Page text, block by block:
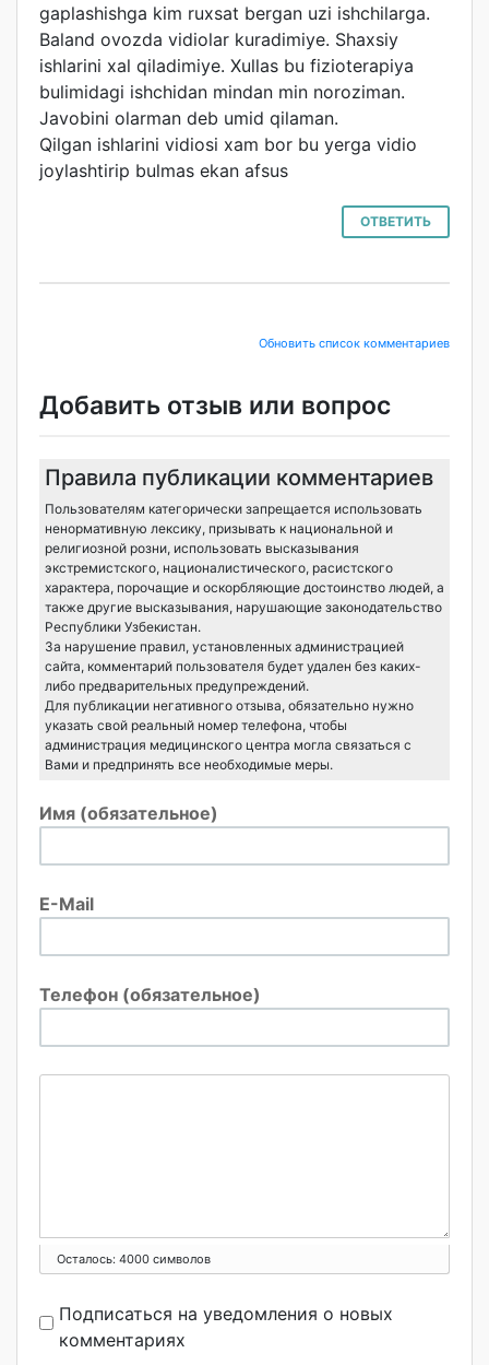
gaplashishga kim ruxsat bergan uzi ishchilarga.
Baland ovozda vidiolar kuradimiye. Shaxsiy
ishlarini xal qiladimiye. Xullas bu fizioterapiya
bulimidagi ishchidan mindan min noroziman.
Javobini olarman deb umid qilaman.
Qilgan ishlarini vidiosi xam bor bu yerga vidio
joylashtirip bulmas ekan afsus
ОТВЕТИТЬ
Обновить список комментариев
Добавить отзыв или вопрос
Правила публикации комментариев
Пользователям категорически запрещается использовать
ненормативную лексику, призывать к национальной и
религиозной розни, использовать высказывания
экстремистского, националистического, расистского
характера, порочащие и оскорбляющие достоинство людей, а
также другие высказывания, нарушающие законодательство
Республики Узбекистан.
За нарушение правил, установленных администрацией
сайта, комментарий пользователя будет удален без каких-
либо предварительных предупреждений.
Для публикации негативного отзыва, обязательно нужно
указать свой реальный номер телефона, чтобы
администрация медицинского центра могла связаться с
Вами и предпринять все необходимые меры.
Имя (обязательное)
E-Mail
Телефон (обязательное)
Осталось: 4000 символов
Подписаться на уведомления о новых
комментариях